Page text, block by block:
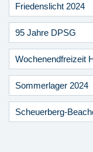
Friedenslicht 2024
95 Jahre DPSG
Wochenendfreizeit
Sommerlager 2024
Scheuerberg-